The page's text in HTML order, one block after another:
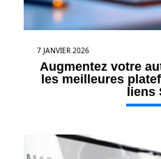
7 JANVIER 2026
Augmentez votre
les meilleures
liens